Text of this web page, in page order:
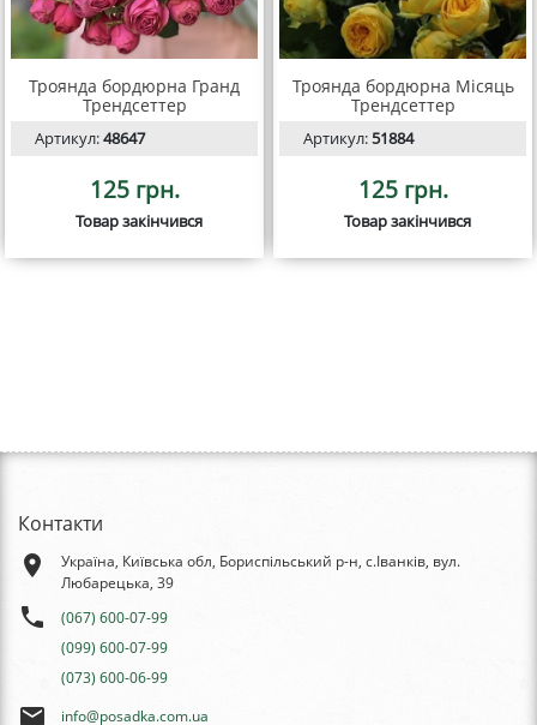
Троянда бордюрна Гранд
Трендсеттер
Артикул:48647
125 грн.
Товар закінчився
Троянда бордюрна Місяць
Трендсеттер
Артикул:51884
125 грн.
Товар закінчився
Контакти
place
Україна, Київська обл, Бориспільський р-н, с.Іванків, вул.
Любарецька, 39
phone
(067) 600-07-99
(099) 600-07-99
(073) 600-06-99
email info@posadka.com.ua